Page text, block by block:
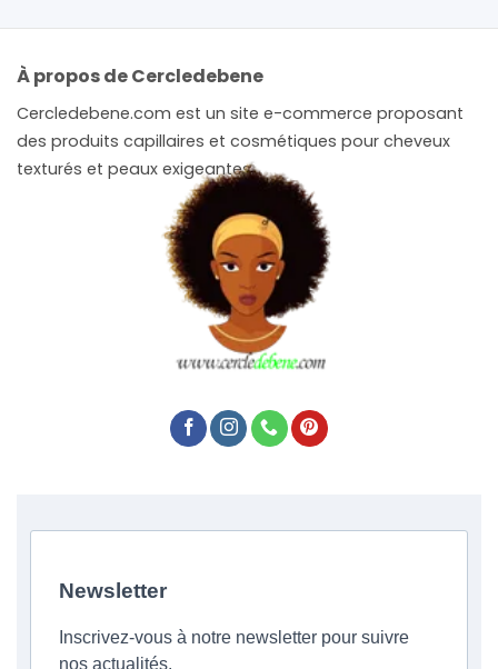
À propos de Cercledebene
Cercledebene.com est un site e-commerce proposant
des produits capillaires et cosmétiques pour cheveux
texturés et peaux exigeantes.
Newsletter
Inscrivez-vous à notre newsletter pour suivre
nos actualités.